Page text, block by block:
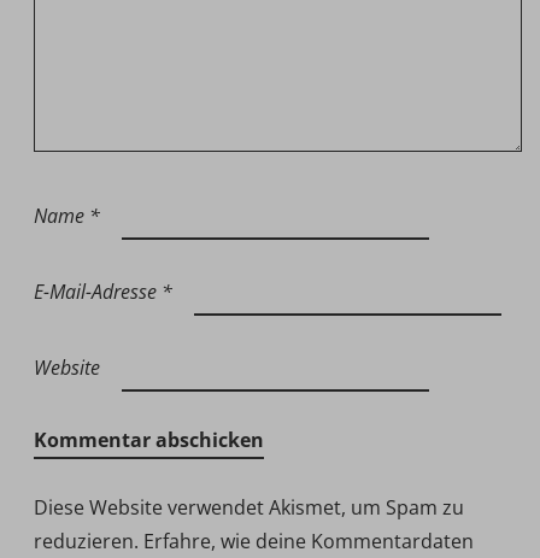
Name *
E-Mail-Adresse *
Website
Diese Website verwendet Akismet, um Spam zu
reduzieren. Erfahre, wie deine Kommentardaten